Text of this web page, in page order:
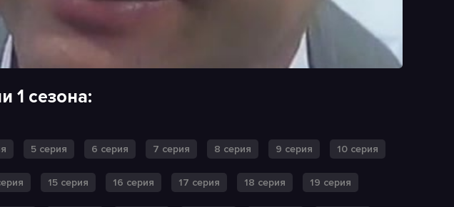
1 сезона:
5 серия 6 серия 7 серия 8 серия 9 серия 10 серия
15 серия 16 серия 17 серия 18 серия 19 серия